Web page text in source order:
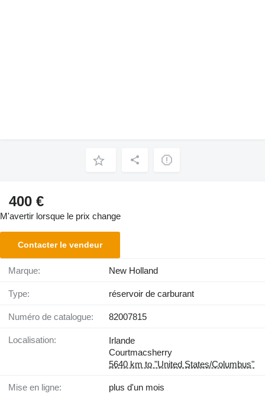
400 €
M'avertir lorsque le prix change
Contacter le vendeur
Marque: New Holland
Type: réservoir de carburant
Numéro de catalogue: 82007815
Localisation:
Irlande
Courtmacsherry
5640 km to "United States/Columbus"
Mise en ligne: plus d'un mois